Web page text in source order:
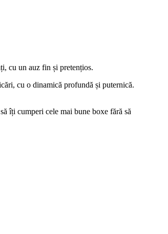
cu un auz fin și pretențios.
cu o dinamică profundă și puternică.
îți cumperi cele mai bune boxe fără să